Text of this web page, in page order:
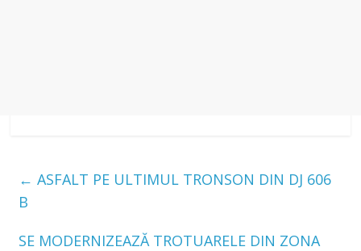
← ASFALT PE ULTIMUL TRONSON DIN DJ 606
B
SE MODERNIZEAZĂ TROTUARELE DIN ZONA